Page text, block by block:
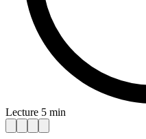
Lecture 5 min